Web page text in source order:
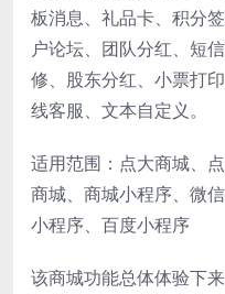
板消息、礼品卡、积分
户论坛、团队分红、短
修、股东分红、小票打
线客服、文本自定义。
适用范围：点大商城、
商城、商城小程序、微
小程序、百度小程序
该商城功能总体体验下